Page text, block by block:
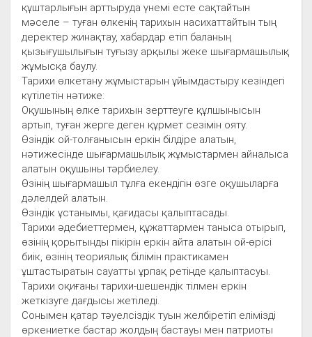
құштарлығын арттыруда үнемі есте сақтайтын
мәселе – туған өлкенің тарихын насихаттайтын тың
деректер жинақтау, хабардар етіп баланың
қызығушылығын туғызу арқылы жеке шығармашылық
жұмысқа баулу.
Тарихи өлкетану жұмыстарын ұйымдастыру кезіндегі
күтілетін нәтиже:
Оқушының өлке тарихын зерттеуге құлшынысын
артып, туған жерге деген құрмет сезімін ояту.
Өзіндік ой-толғанысын еркін білдіре алатын,
нәтижесінде шығармашылық жұмыстармен айналыса
алатын оқушыны тәрбиелеу.
Өзінің шығармашыл тұлға екендігін өзге оқушыларға
дәлелдей алатын.
Өзіндік ұстанымы, қағидасы қалыптасады.
Тарихи әдебиеттермен, құжаттармен таныса отырып,
өзінің қорытынды пікірін еркін айта алатын ой-өрісі
биік, өзінің теориялық білімін практикамен
ұштастыратын сауатты ұрпақ ретінде қалыптасуы.
Тарихи оқиғаны тарихи-шешендік тілмен еркін
жеткізуге дағдысы жетіледі.
Сонымен қатар тәуелсіздік туын желбіретіп елімізді
өркениетке бастар жолдың бастауы мен патриоты